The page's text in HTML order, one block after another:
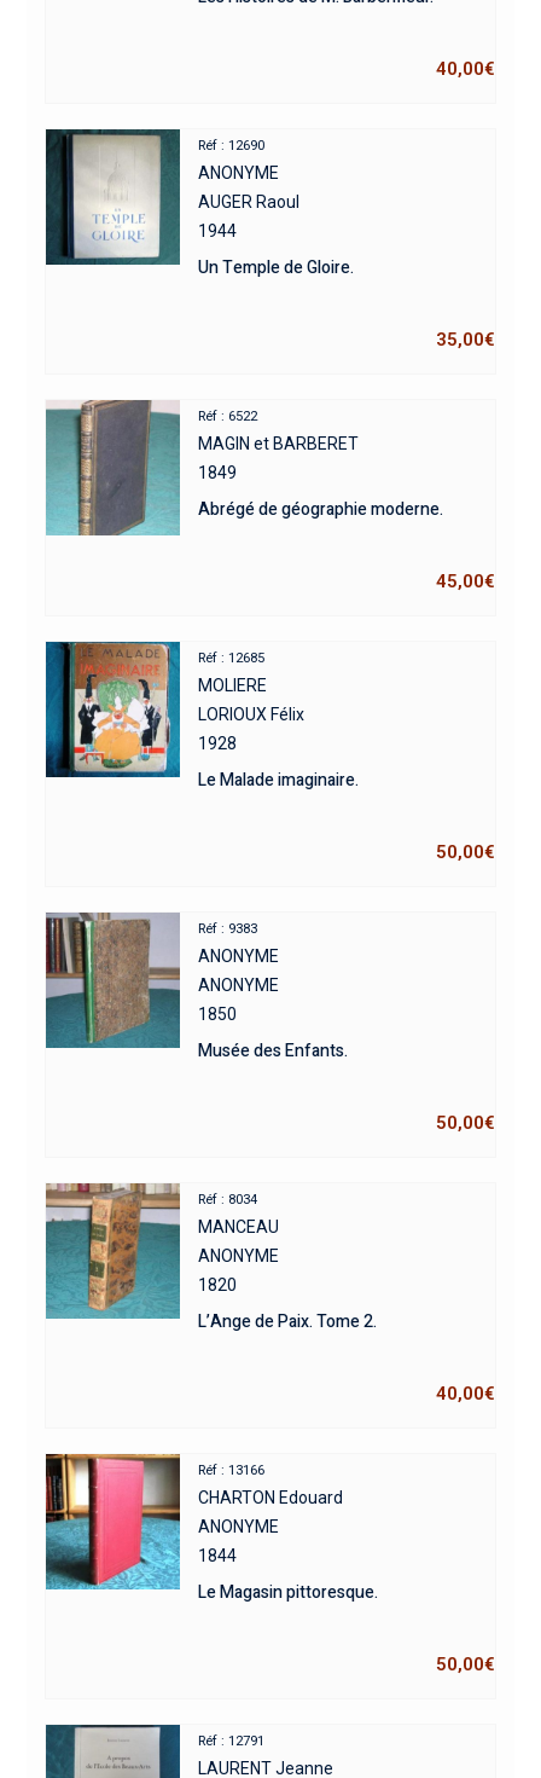
40,00€
Réf : 12690
ANONYME
AUGER Raoul
1944
Un Temple de Gloire.
35,00€
Réf : 6522
MAGIN et BARBERET
1849
Abrégé de géographie moderne.
45,00€
Réf : 12685
MOLIERE
LORIOUX Félix
1928
Le Malade imaginaire.
50,00€
Réf : 9383
ANONYME
ANONYME
1850
Musée des Enfants.
50,00€
Réf : 8034
MANCEAU
ANONYME
1820
L’Ange de Paix. Tome 2.
40,00€
Réf : 13166
CHARTON Edouard
ANONYME
1844
Le Magasin pittoresque.
50,00€
Réf : 12791
LAURENT Jeanne